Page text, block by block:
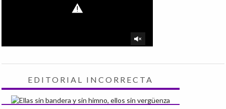
EDITORIAL INCORRECTA